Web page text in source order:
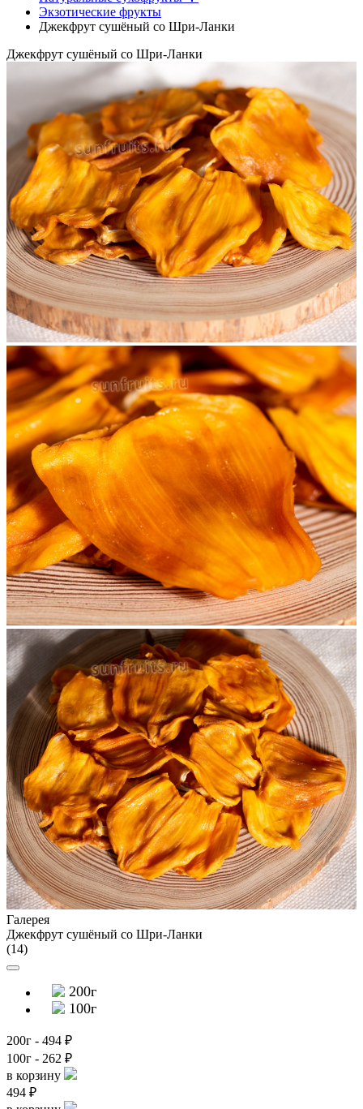
Экзотические фрукты
Джекфрут сушёный со Шри-Ланки
Джекфрут сушёный со Шри-Ланки
Галерея
Джекфрут сушёный со Шри-Ланки
(14)
200г
100г
200г - 494 ₽
100г - 262 ₽
в корзину
494 ₽